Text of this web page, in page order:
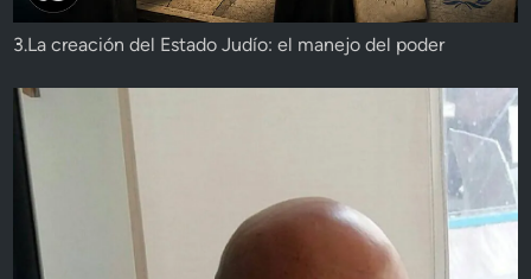
3.La creación del Estado Judío: el manejo del poder